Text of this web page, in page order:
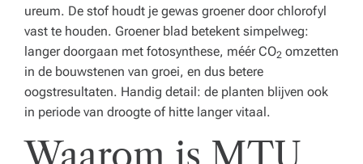
ureum. De stof houdt je gewas groener door chlorofyl
vast te houden. Groener blad betekent simpelweg:
langer doorgaan met fotosynthese, méér CO2 omzetten
in de bouwstenen van groei, en dus betere
oogstresultaten. Handig detail: de planten blijven ook
in periode van droogte of hitte langer vitaal.
Waarom is MTU